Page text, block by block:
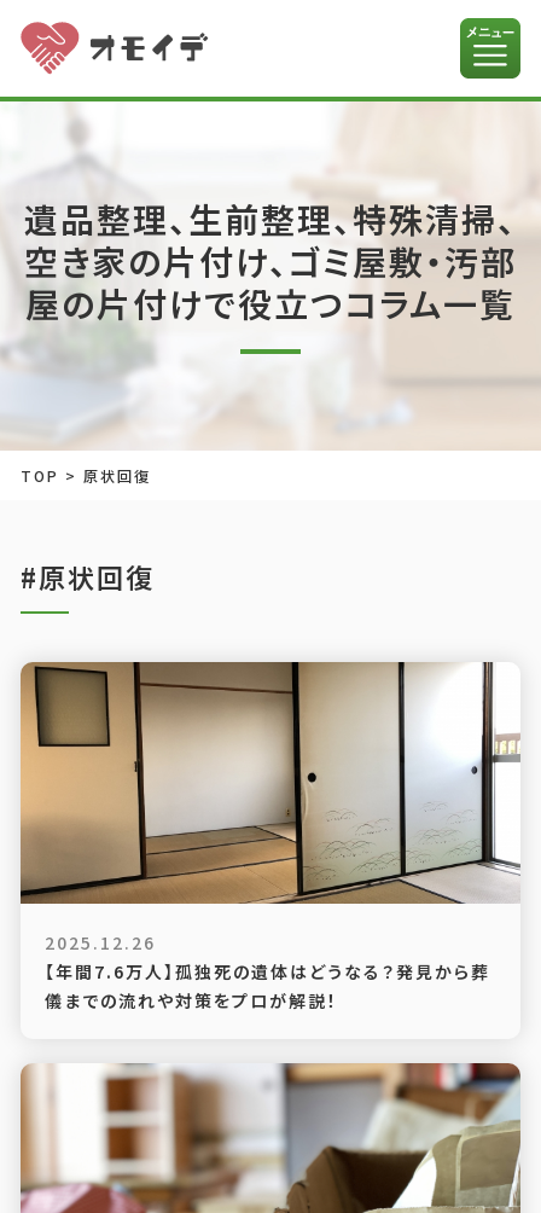
遺品整理、生前整理、特殊清掃、
空き家の片付け、ゴミ屋敷・汚部
屋の片付けで役立つコラム一覧
TOP > 原状回復
#原状回復
2025.12.26
【年間7.6万人】孤独死の遺体はどうなる？発見から葬
儀までの流れや対策をプロが解説！